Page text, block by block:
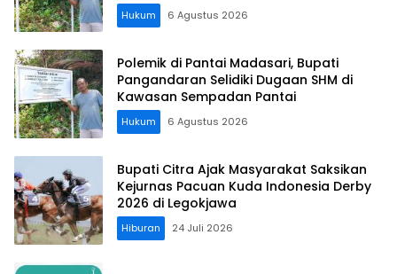
Hukum 6 Agustus 2026
Polemik di Pantai Madasari, Bupati
Pangandaran Selidiki Dugaan SHM di
Kawasan Sempadan Pantai
Hukum 6 Agustus 2026
Bupati Citra Ajak Masyarakat Saksikan
Kejurnas Pacuan Kuda Indonesia Derby
2026 di Legokjawa
Hiburan 24 Juli 2026